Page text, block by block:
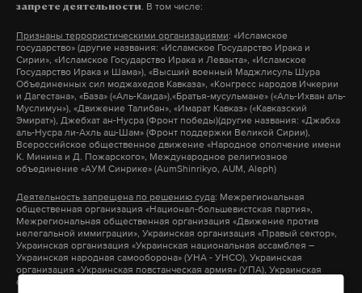
Фото: © GLOBAL LOOK press/Zamir Usmanov
В связи с необходимостью усилить безопасность
городские власти Санкт-Петербурга решились
провести в конце июля эксперимент по
запрете деятельности. В том числе:
Признаны террористическими организациями: «Исламское
государство» (другие названия: «Исламское Государство Ирака и
Сирии», «Исламское Государство Ирака и Леванта», «Исламское
Государство Ирака и Шама»), «Высший военный Маджлисуль Шура
Объединенных сил моджахедов Кавказа», «Конгресс народов Ичкерии
и Дагестана», «База» («Аль-Каида»),«Братья-мусульмане» («Аль-Ихван аль-
Муслимун»), «Движение Талибан», «Имарат Кавказ» («Кавказский
Эмират»), Джебхат ан-Нусра (Фронт победы)(другие названия: «Джабха
аль-Нусра ли-Ахль аш-Шам» (Фронт поддержки Великой Сирии),
Всероссийское общественное движение «Народное ополчение имени
К. Минина и Д. Пожарского», Международное религиозное
объединение «АУМ Синрике» (AumShinrikyo, AUM, Aleph)
Деятельность запрещена по решению суда: Межрегиональная
общественная организация «Национал-большевистская партия»,
Межрегиональная общественная организация «Движение против
нелегальной иммиграции», Украинская организация «Правый сектор»,
Украинская организация «Украинская национальная ассамблея –
Украинская народная самооборона» (УНА - УНСО), Украинская
организация «Украинская повстанческая армия» (УПА), Украинская
организация «Тризуб им. Степана Бандеры», Украинская организация